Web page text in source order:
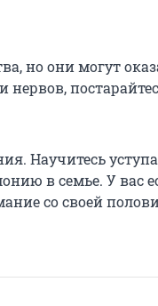
но они могут
Научитесь
в семье. У вас
со своей